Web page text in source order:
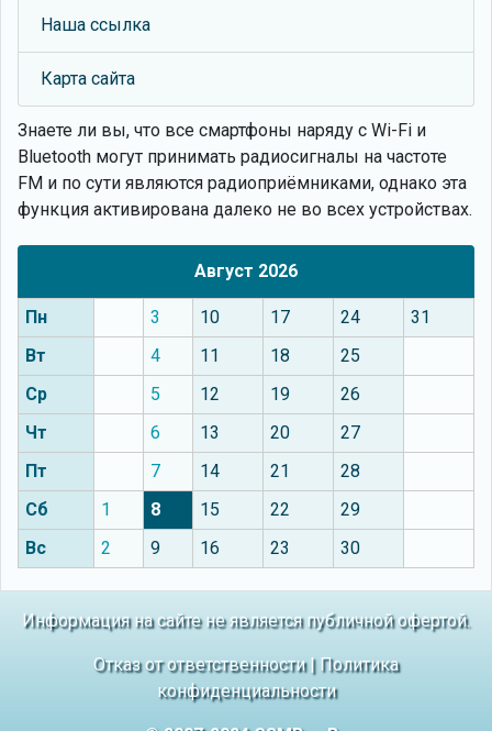
Наша ссылка
Карта сайта
Знаете ли вы, что все смартфоны наряду с Wi-Fi и
Bluetooth могут принимать радиосигналы на частоте
FM и по сути являются радиоприёмниками, однако эта
функция активирована далеко не во всех устройствах.
Август 2026
Пн 3 10 17 24
31
Вт
4 11 18
25
Ср
5 12 19
26
Чт
6 13 20
27
Пт
7 14 21
28
Сб
1 8 15 22
29
Вс
2 9 16 23 30
Информация на сайте не является публичной офертой.
Отказ от ответственности| Политика
конфиденциальности